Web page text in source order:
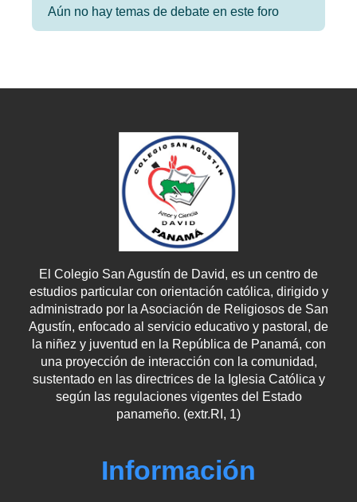
Aún no hay temas de debate en este foro
El Colegio San Agustín de David, es un centro de
estudios particular con orientación católica, dirigido y
administrado por la Asociación de Religiosos de San
Agustín, enfocado al servicio educativo y pastoral, de
la niñez y juventud en la República de Panamá, con
una proyección de interacción con la comunidad,
sustentado en las directrices de la Iglesia Católica y
según las regulaciones vigentes del Estado
panameño. (extr.RI, 1)
Información